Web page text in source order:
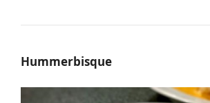
Hummerbisque